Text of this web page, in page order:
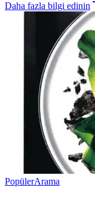
Daha fazla bilgi edinin
PopülerArama